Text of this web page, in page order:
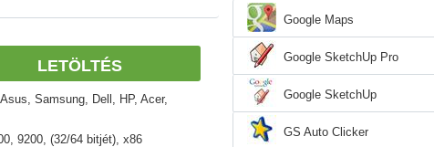
LETÖLTÉS
Samsung, Dell, HP, Acer,
9200, (32/64 bitjét), x86
Google Maps
Google SketchUp Pro
Google SketchUp
GS Auto Clicker